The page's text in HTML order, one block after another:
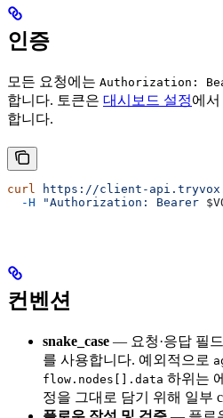
인증
모든 요청에는 Authorization:
합니다. 토큰은 대시보드 설정에
합니다.
curl https://client-
  -H
"Authorization: Bearer
컨벤션
snake_case — 요청·응답 필드
를 사용합니다. 예외적으로
flow.nodes[].data 하위는
정을 그대로 담기 위해 일부